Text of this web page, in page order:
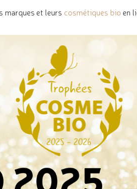
marques et leurs cosmétiques bio en